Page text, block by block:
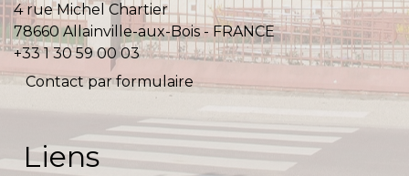
4 rue Michel Chartier
78660 Allainville-aux-Bois - FRANCE
+33 1 30 59 00 03
Contact par formulaire
Liens